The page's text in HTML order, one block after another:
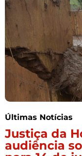
Últimas Notícias
Justiça da
audiência